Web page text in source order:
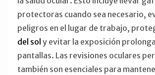
protectoras cuando sea necesario,
peligros en el lugar de trabajo,
del sol y evitar la exposición
pantallas. Las revisiones oculares
también son esenciales para